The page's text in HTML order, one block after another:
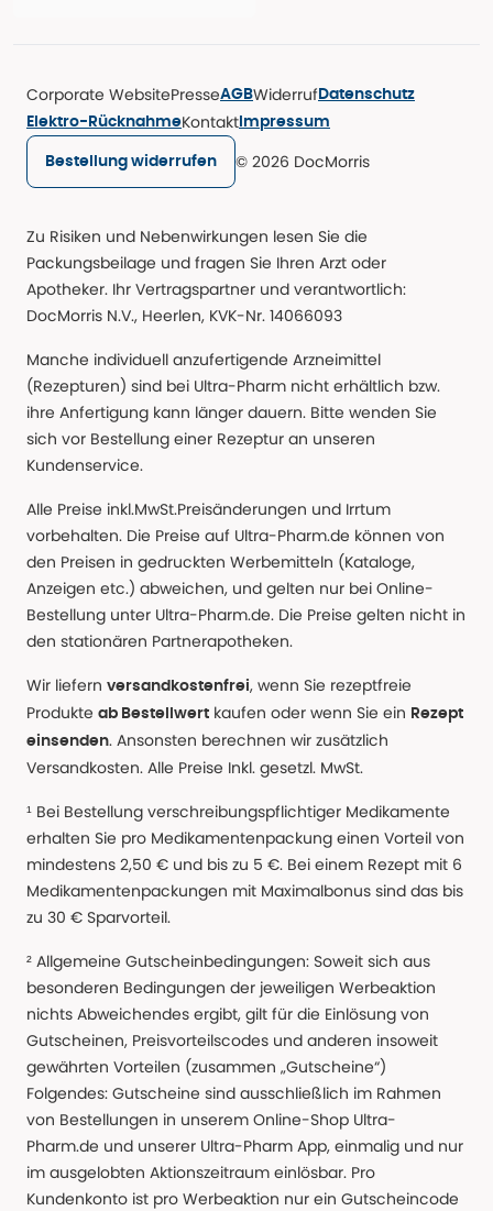
Corporate WebsitePresseAGBWiderruf Datenschutz
Elektro-RücknahmeKontakt Impressum
Bestellung widerrufen © 2026 DocMorris
Zu Risiken und Nebenwirkungen lesen Sie die
Packungsbeilage und fragen Sie Ihren Arzt oder
Apotheker. Ihr Vertragspartner und verantwortlich:
DocMorris N.V., Heerlen, KVK-Nr. 14066093
Manche individuell anzufertigende Arzneimittel
(Rezepturen) sind bei Ultra-Pharm nicht erhältlich bzw.
ihre Anfertigung kann länger dauern. Bitte wenden Sie
sich vor Bestellung einer Rezeptur an unseren
Kundenservice.
Alle Preise inkl.MwSt.Preisänderungen und Irrtum
vorbehalten. Die Preise auf Ultra-Pharm.de können von
den Preisen in gedruckten Werbemitteln (Kataloge,
Anzeigen etc.) abweichen, und gelten nur bei Online-
Bestellung unter Ultra-Pharm.de. Die Preise gelten nicht in
den stationären Partnerapotheken.
Wir liefern versandkostenfrei, wenn Sie rezeptfreie
Produkte ab Bestellwert kaufen oder wenn Sie ein Rezept
einsenden. Ansonsten berechnen wir zusätzlich
Versandkosten. Alle Preise Inkl. gesetzl. MwSt.
¹ Bei Bestellung verschreibungspflichtiger Medikamente
erhalten Sie pro Medikamentenpackung einen Vorteil von
mindestens 2,50 € und bis zu 5 €. Bei einem Rezept mit 6
Medikamentenpackungen mit Maximalbonus sind das bis
zu 30 € Sparvorteil.
² Allgemeine Gutscheinbedingungen: Soweit sich aus
besonderen Bedingungen der jeweiligen Werbeaktion
nichts Abweichendes ergibt, gilt für die Einlösung von
Gutscheinen, Preisvorteilscodes und anderen insoweit
gewährten Vorteilen (zusammen „Gutscheine“)
Folgendes: Gutscheine sind ausschließlich im Rahmen
von Bestellungen in unserem Online-Shop Ultra-
Pharm.de und unserer Ultra-Pharm App, einmalig und nur
im ausgelobten Aktionszeitraum einlösbar. Pro
Kundenkonto ist pro Werbeaktion nur ein Gutscheincode